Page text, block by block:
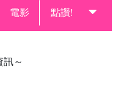
電影 點讚!升級中
訊～